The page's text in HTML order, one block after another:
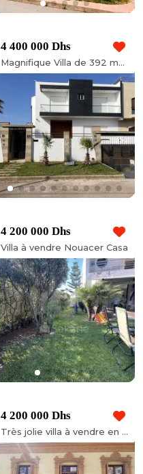
4 400 000 Dhs
Magnifique Villa de 392 m2 à Oulfa Casablanca
4 200 000 Dhs
Villa à vendre Nouacer Casa
4 200 000 Dhs
Très jolie villa à vendre en résidence sécurisée à Dar Bouazza